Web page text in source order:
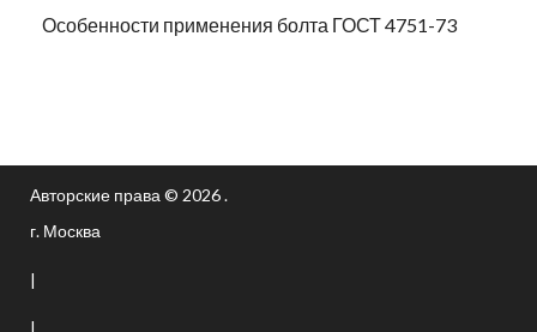
Особенности применения болта ГОСТ 4751-73
Авторские права © 2026 .
г. Москва
|